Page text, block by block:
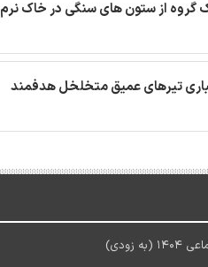
گروه از ستون های سنگی در خاک نرم
تیرهای عمیق متخلخل هدفمند